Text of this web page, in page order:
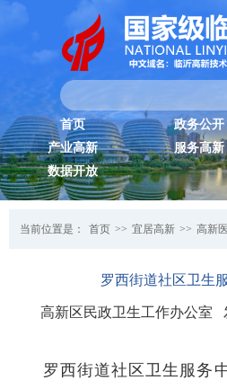
首页 政务公开
产业高新
服务高新
数据开放
当前位置是： 首页 >> 宜居高新 >> 高新
罗西街道社区卫生
高新区民政卫生工作办公室
罗西街道社区卫生服务